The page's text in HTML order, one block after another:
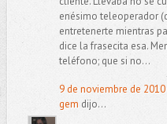
enésimo teleoperador
entretenerte mientras
dice la frasecita esa.
teléfono; que si no...
9 de noviembre de
gem dijo...